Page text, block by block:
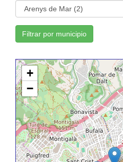
Filtrar por municipio
+
−